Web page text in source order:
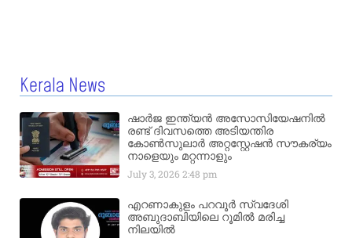
Kerala News
ഷാർജ ഇന്ത്യൻ അസോസിയേഷനിൽ
രണ്ട് ദിവസത്തെ അടിയന്തിര
കോൺസുലാർ അറ്റസ്റ്റേഷൻ സൗകര്യം
നാളെയും മറ്റന്നാളും
July 3, 20262:48 pm
എറണാകുളം പറവൂർ സ്വദേശി
അബുദാബിയിലെ റൂമിൽ മരിച്ച
നിലയിൽ